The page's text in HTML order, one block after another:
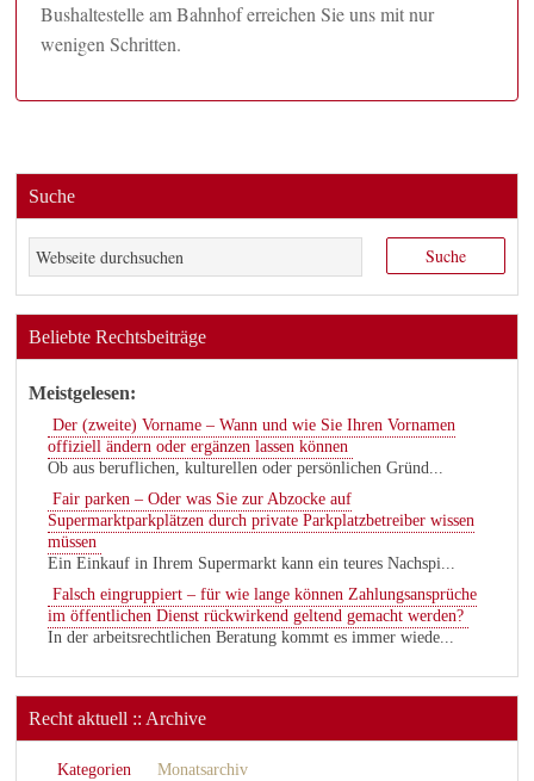
Bushaltestelle am Bahnhof erreichen Sie uns mit nur
wenigen Schritten.
Suche
Beliebte Rechtsbeiträge
Meistgelesen:
Der (zweite) Vorname – Wann und wie Sie Ihren Vornamen
offiziell ändern oder ergänzen lassen können
Ob aus beruflichen, kulturellen oder persönlichen Gründ...
Fair parken – Oder was Sie zur Abzocke auf
Supermarktparkplätzen durch private Parkplatzbetreiber wissen
müssen
Ein Einkauf in Ihrem Supermarkt kann ein teures Nachspi...
Falsch eingruppiert – für wie lange können Zahlungsansprüche
im öffentlichen Dienst rückwirkend geltend gemacht werden?
In der arbeitsrechtlichen Beratung kommt es immer wiede...
Recht aktuell :: Archive
Kategorien Monatsarchiv